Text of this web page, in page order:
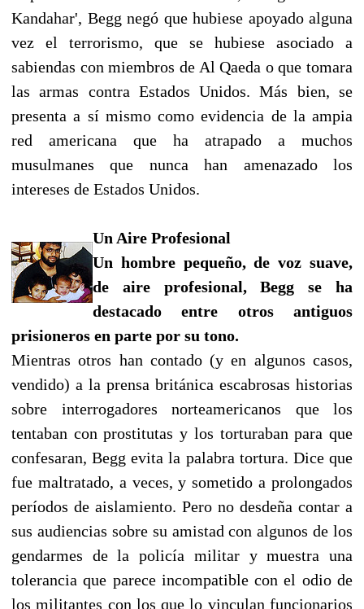
Kandahar', Begg negó que hubiese apoyado alguna
vez el terrorismo, que se hubiese asociado a
sabiendas con miembros de Al Qaeda o que tomara
las armas contra Estados Unidos. Más bien, se
presenta a sí mismo como evidencia de la ampia
red americana que ha atrapado a muchos
musulmanes que nunca han amenazado los
intereses de Estados Unidos.
Un Aire Profesional
Un hombre pequeño, de voz suave,
de aire profesional, Begg se ha
destacado entre otros antiguos
prisioneros en parte por su tono.
Mientras otros han contado (y en algunos casos,
vendido) a la prensa británica escabrosas historias
sobre interrogadores norteamericanos que los
tentaban con prostitutas y los torturaban para que
confesaran, Begg evita la palabra tortura. Dice que
fue maltratado, a veces, y sometido a prolongados
períodos de aislamiento. Pero no desdeña contar a
sus audiencias sobre su amistad con algunos de los
gendarmes de la policía militar y muestra una
tolerancia que parece incompatible con el odio de
los militantes con los que lo vinculan funcionarios